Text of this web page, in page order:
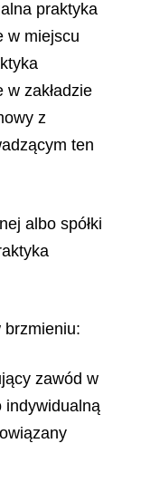
praktyka
w miejscu
w zakładzie
z
ten
albo spółki
brzmieniu:
zawód w
indywidualną